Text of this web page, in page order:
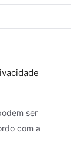
ser
com a